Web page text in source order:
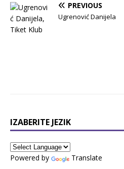
PREVIOUS
Ugrenović Danijela
IZABERITE JEZIK
Powered by Translate